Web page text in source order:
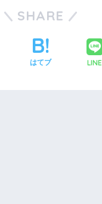
SHARE
はてブ LINE